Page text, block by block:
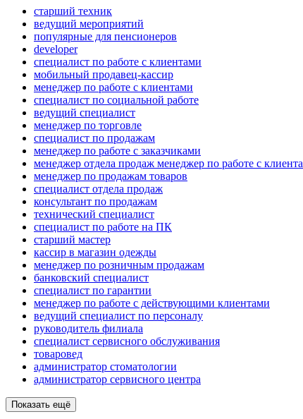
старший техник
ведущий мероприятий
популярные для пенсионеров
developer
специалист по работе с клиентами
мобильный продавец-кассир
менеджер по работе с клиентами
специалист по социальной работе
ведущий специалист
менеджер по торговле
специалист по продажам
менеджер по работе с заказчиками
менеджер отдела продаж менеджер по работе с
менеджер по продажам товаров
специалист отдела продаж
консультант по продажам
технический специалист
специалист по работе на ПК
старший мастер
кассир в магазин одежды
менеджер по розничным продажам
банковский специалист
специалист по гарантии
менеджер по работе с действующими клиентами
ведущий специалист по персоналу
руководитель филиала
специалист сервисного обслуживания
товаровед
администратор стоматологии
администратор сервисного центра
Показать ещё